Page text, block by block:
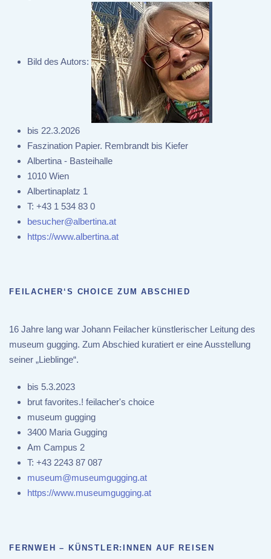
Bild des Autors:
bis 22.3.2026
Faszination Papier. Rembrandt bis Kiefer
Albertina - Basteihalle
1010 Wien
Albertinaplatz 1
T: +43 1 534 83 0
besucher@albertina.at
https://www.albertina.at
FEILACHER‘S CHOICE ZUM ABSCHIED
16 Jahre lang war Johann Feilacher künstlerischer Leitung des
museum gugging. Zum Abschied kuratiert er eine Ausstellung
seiner „Lieblinge“.
bis 5.3.2023
brut favorites.! feilacher's choice
museum gugging
3400 Maria Gugging
Am Campus 2
T: +43 2243 87 087
museum@museumgugging.at
https://www.museumgugging.at
FERNWEH – KÜNSTLER:INNEN AUF REISEN